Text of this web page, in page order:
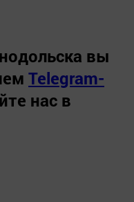
вы
Telegram-
нас в